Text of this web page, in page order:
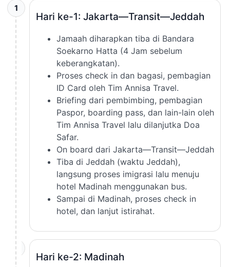
1
Hari ke-1: Jakarta—Transit—Jeddah
Jamaah diharapkan tiba di Bandara
Soekarno Hatta (4 Jam sebelum
keberangkatan).
Proses check in dan bagasi, pembagian
ID Card oleh Tim Annisa Travel.
Briefing dari pembimbing, pembagian
Paspor, boarding pass, dan lain-lain oleh
Tim Annisa Travel lalu dilanjutka Doa
Safar.
On board dari Jakarta—Transit—Jeddah
Tiba di Jeddah (waktu Jeddah),
langsung proses imigrasi lalu menuju
hotel Madinah menggunakan bus.
Sampai di Madinah, proses check in
hotel, dan lanjut istirahat.
2
Hari ke-2: Madinah